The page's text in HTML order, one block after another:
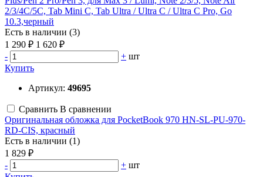
2/3/4C/5C, Tab Mini C, Tab Ultra / Ultra C / Ultra C Pro, Go
10.3,черный
Есть в наличии (3)
1 290 ₽ 1 620 ₽
-
+ шт
Купить
Артикул: 49695
Сравнить В сравнении
Оригинальная обложка для PocketBook 970 HN-SL-PU-970-
RD-CIS, красный
Есть в наличии (1)
1 829 ₽
-
+ шт